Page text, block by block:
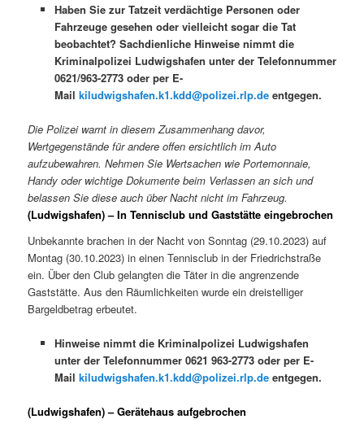
Haben Sie zur Tatzeit verdächtige Personen oder
Fahrzeuge gesehen oder vielleicht sogar die Tat
beobachtet? Sachdienliche Hinweise nimmt die
Kriminalpolizei Ludwigshafen unter der Telefonnummer
0621/963-2773 oder per E-
Mail kiludwigshafen.k1.kdd@polizei.rlp.deentgegen.
Die Polizei warnt in diesem Zusammenhang davor,
Wertgegenstände für andere offen ersichtlich im Auto
aufzubewahren. Nehmen Sie Wertsachen wie Portemonnaie,
Handy oder wichtige Dokumente beim Verlassen an sich und
belassen Sie diese auch über Nacht nicht im Fahrzeug.
(Ludwigshafen) – In Tennisclub und Gaststätte eingebrochen
Unbekannte brachen in der Nacht von Sonntag (29.10.2023) auf
Montag (30.10.2023) in einen Tennisclub in der Friedrichstraße
ein. Über den Club gelangten die Täter in die angrenzende
Gaststätte. Aus den Räumlichkeiten wurde ein dreistelliger
Bargeldbetrag erbeutet.
Hinweise nimmt die Kriminalpolizei Ludwigshafen
unter der Telefonnummer 0621 963-2773 oder per E-
Mail kiludwigshafen.k1.kdd@polizei.rlp.deentgegen.
(Ludwigshafen) – Gerätehaus aufgebrochen